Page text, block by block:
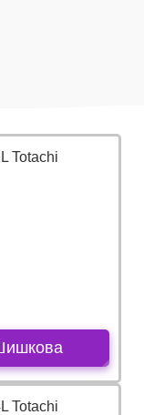
Totachi
Totachi